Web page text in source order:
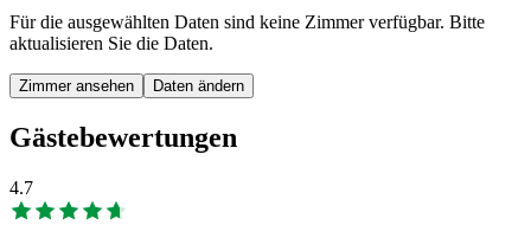
Für die ausgewählten Daten sind keine Zimmer verfügbar. Bitte
aktualisieren Sie die Daten.
Zimmer ansehen Daten ändern
Gästebewertungen
4.7